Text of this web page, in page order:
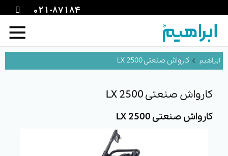
021-87184
کارواش صنعتی LX 2500
کارواش صنعتی LX 2500
کارواش صنعتی LX 2500